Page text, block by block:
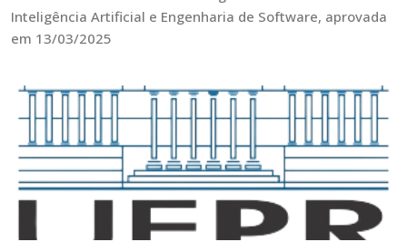
Inteligência Artificial e Engenharia de Software, aprovada
em 13/03/2025